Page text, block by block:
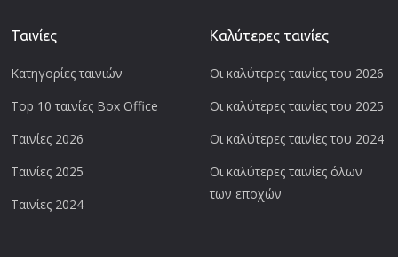
Ταινίες
Κατηγορίες ταινιών
Top 10 ταινίες Box Office
Ταινίες 2026
Ταινίες 2025
Ταινίες 2024
Καλύτερες ταινίες
Οι καλύτερες ταινίες του 2026
Οι καλύτερες ταινίες του 2025
Οι καλύτερες ταινίες του 2024
Οι καλύτερες ταινίες όλων
των εποχών